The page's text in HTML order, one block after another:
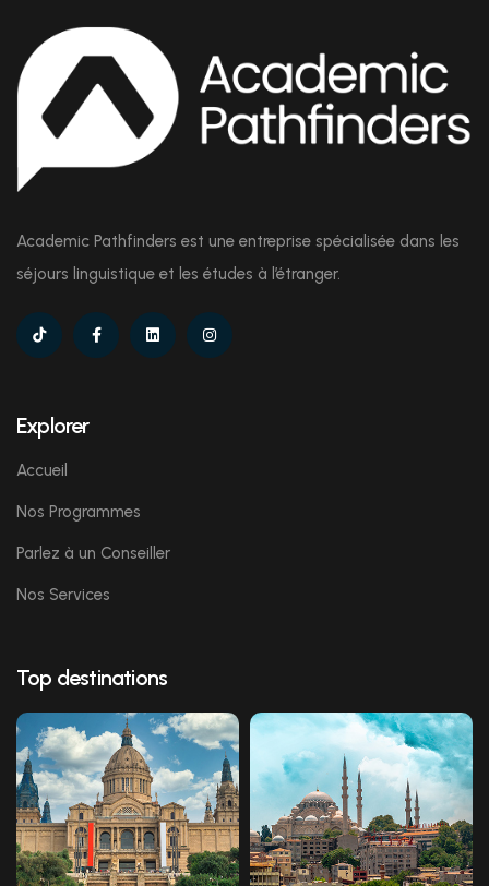
Academic Pathfinders est une entreprise spécialisée dans les
séjours linguistique et les études à l’étranger.
Explorer
Accueil
Nos Programmes
Parlez à un Conseiller
Nos Services
Top destinations